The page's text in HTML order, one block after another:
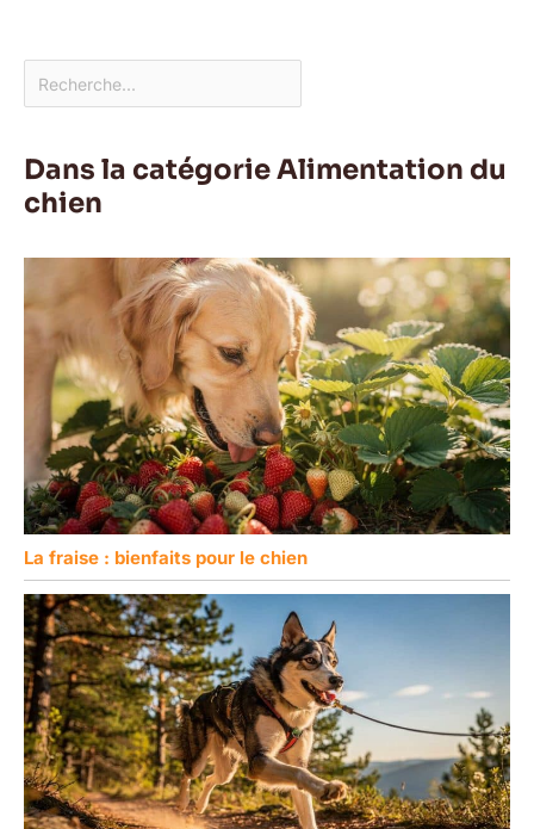
Dans la catégorie Alimentation du
chien
La fraise : bienfaits pour le chien